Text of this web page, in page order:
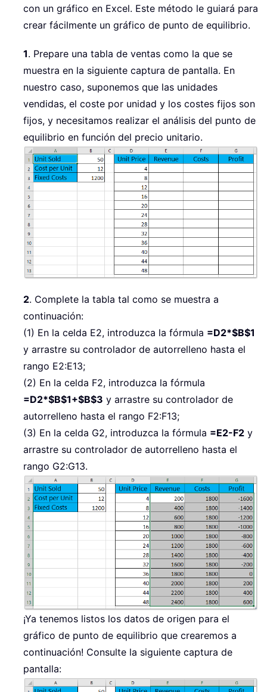
con un gráfico en Excel. Este método le guiará para
crear fácilmente un gráfico de punto de equilibrio.
1. Prepare una tabla de ventas como la que se
muestra en la siguiente captura de pantalla. En
nuestro caso, suponemos que las unidades
vendidas, el coste por unidad y los costes fijos son
fijos, y necesitamos realizar el análisis del punto de
equilibrio en función del precio unitario.
2. Complete la tabla tal como se muestra a
continuación:
(1) En la celda E2, introduzca la fórmula =D2*$B$1
y arrastre su controlador de autorrelleno hasta el
rango E2:E13;
(2) En la celda F2, introduzca la fórmula
=D2*$B$1+$B$3 y arrastre su controlador de
autorrelleno hasta el rango F2:F13;
(3) En la celda G2, introduzca la fórmula =E2-F2 y
arrastre su controlador de autorrelleno hasta el
rango G2:G13.
¡Ya tenemos listos los datos de origen para el
gráfico de punto de equilibrio que crearemos a
continuación! Consulte la siguiente captura de
pantalla: